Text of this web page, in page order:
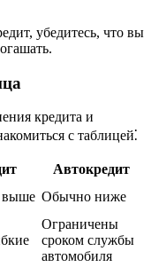
убедитесь, что вы
кредита и
с таблицей⁚
Автокредит
Обычно ниже
Ограничены
сроком службы
автомобиля